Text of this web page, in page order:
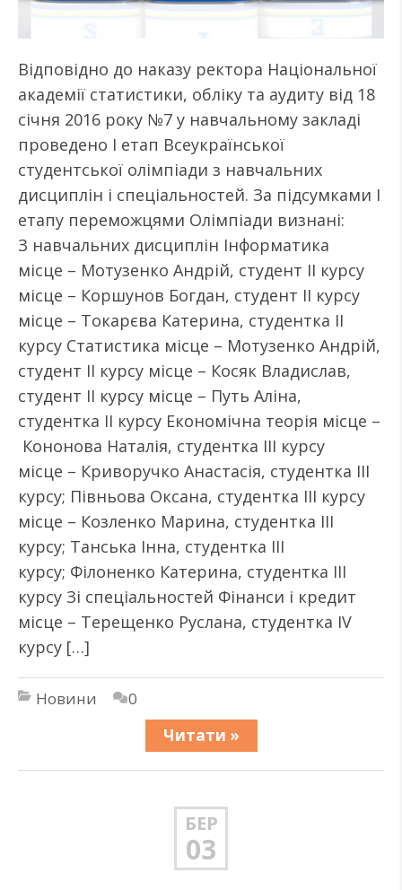
Відповідно до наказу ректора Національної
академії статистики, обліку та аудиту від 18
січня 2016 року №7 у навчальному закладі
проведено І етап Всеукраїнської
студентської олімпіади з навчальних
дисциплін і спеціальностей. За підсумками І
етапу переможцями Олімпіади визнані:
З навчальних дисциплін Інформатика
місце – Мотузенко Андрій, студент ІІ курсу
місце – Коршунов Богдан, студент ІІ курсу
місце – Токарєва Катерина, студентка ІІ
курсу Статистика місце – Мотузенко Андрій,
студент ІІ курсу місце – Косяк Владислав,
студент ІІ курсу місце – Путь Аліна,
студентка ІІ курсу Економічна теорія місце –
Кононова Наталія, студентка ІІІ курсу
місце – Криворучко Анастасія, студентка ІІІ
курсу; Півньова Оксана, студентка ІІІ курсу
місце – Козленко Марина, студентка ІІІ
курсу; Танська Інна, студентка ІІІ
курсу; Філоненко Катерина, студентка ІІІ
курсу Зі спеціальностей Фінанси і кредит
місце – Терещенко Руслана, студентка ІV
курсу […]
Новини
0
Читати »
БЕР
03